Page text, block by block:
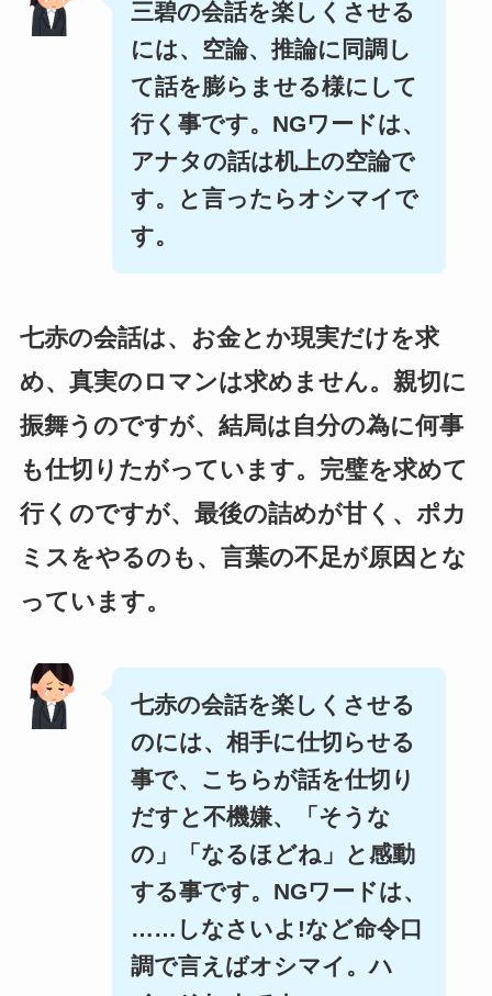
三碧の会話を楽しくさせる
には、空論、推論に同調し
て話を膨らませる様にして
行く事です。NGワードは、
アナタの話は机上の空論で
す。と言ったらオシマイで
す。
七赤の会話は、お金とか現実だけを求
め、真実のロマンは求めません。親切に
振舞うのですが、結局は自分の為に何事
も仕切りたがっています。 完璧を求めて
行くのですが、最後の詰めが甘く、ポカ
ミスをやるのも、言葉の不足が原因とな
っています。
七赤の会話を楽しくさせる
のには、相手に仕切らせる
事で、こちらが話を仕切り
だすと不機嫌、「そうな
の」「なるほどね」と感動
する事です。 NGワードは、
……しなさいよ!など命令口
調で言えばオシマイ。ハ